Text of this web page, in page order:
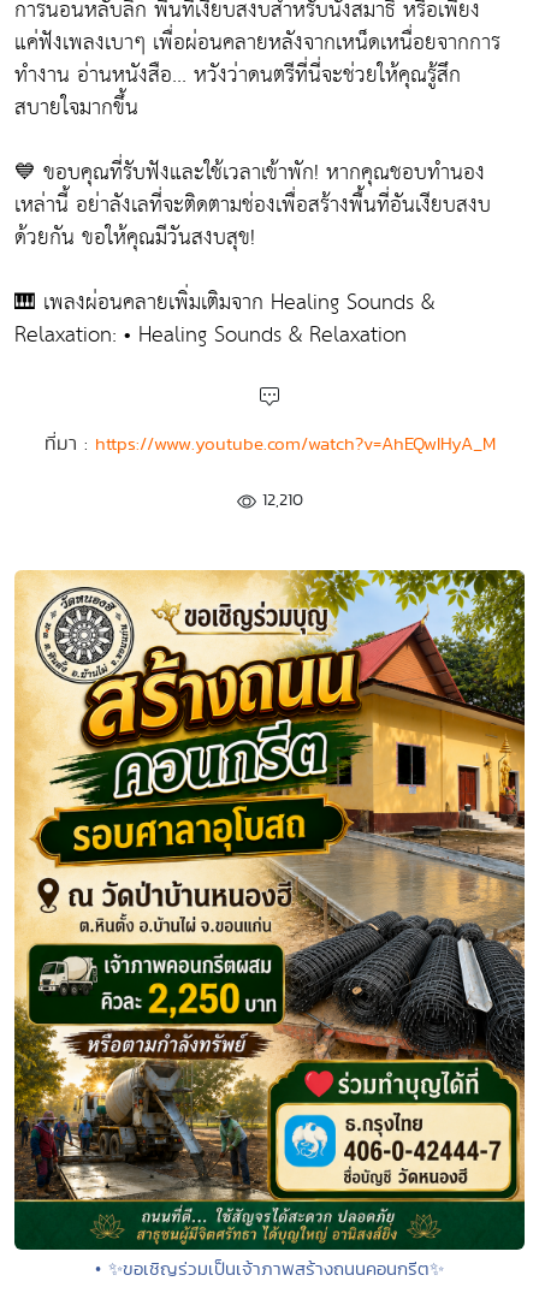
การนอนหลับลึก พื้นที่เงียบสงบสำหรับนั่งสมาธิ หรือเพียง
แค่ฟังเพลงเบาๆ เพื่อผ่อนคลายหลังจากเหน็ดเหนื่อยจากการ
ทำงาน อ่านหนังสือ... หวังว่าดนตรีที่นี่จะช่วยให้คุณรู้สึก
สบายใจมากขึ้น
💙 ขอบคุณที่รับฟังและใช้เวลาเข้าพัก! หากคุณชอบทำนอง
เหล่านี้ อย่าลังเลที่จะติดตามช่องเพื่อสร้างพื้นที่อันเงียบสงบ
ด้วยกัน ขอให้คุณมีวันสงบสุข!
🎹 เพลงผ่อนคลายเพิ่มเติมจาก Healing Sounds &
Relaxation: • Healing Sounds & Relaxation
ที่มา : https://www.youtube.com/watch?v=AhEQwIHyA_M
12,210
• ✨ขอเชิญร่วมเป็นเจ้าภาพสร้างถนนคอนกรีต✨